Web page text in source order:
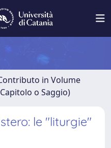
in Volume
o Saggio)
le "liturgie"